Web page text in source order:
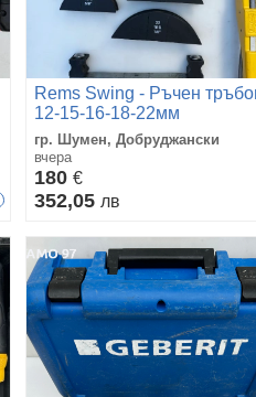
Rems Swing - Ръчен
12-15-16-18-22мм
гр. Шумен, Добруджански
вчера
180 €
352,05 лв